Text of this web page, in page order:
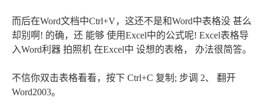
而后在Word文档中Ctrl+V，这还不是和Word中表格没 甚么
却别啊! 的确，还 能够 使用Excel中的公式呢! Excel表格导
入Word利器 拍照机 在Excel中 设想的表格， 办法很简答。
不信你双击表格看看，按下 Ctrl+C 复制; 步调 2、 翻开
Word2003。